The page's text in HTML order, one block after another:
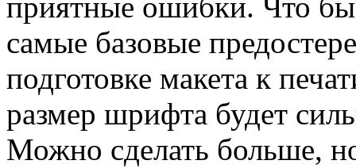
приятные ошибки. Что
самые базовые
подготовке макета к
размер шрифта будет
Можно сделать больше,